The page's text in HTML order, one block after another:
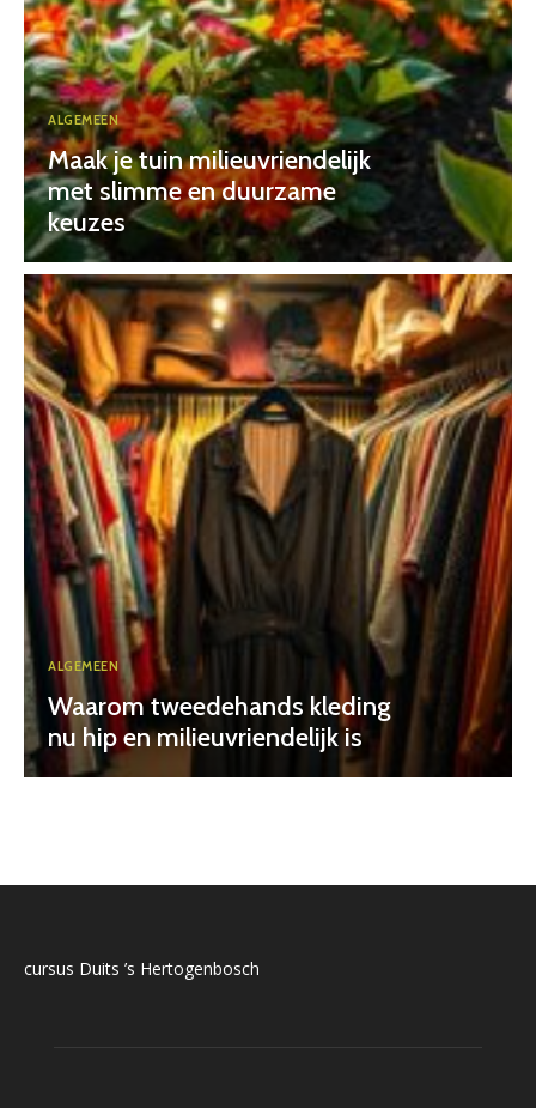
ALGEMEEN
Maak je tuin milieuvriendelijk
met slimme en duurzame
keuzes
ALGEMEEN
Waarom tweedehands kleding
nu hip en milieuvriendelijk is
cursus Duits ’s Hertogenbosch